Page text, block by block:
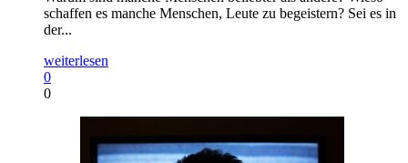
schaffen es manche Menschen, Leute zu begeistern? Sei es in
der...
weiterlesen
0
0